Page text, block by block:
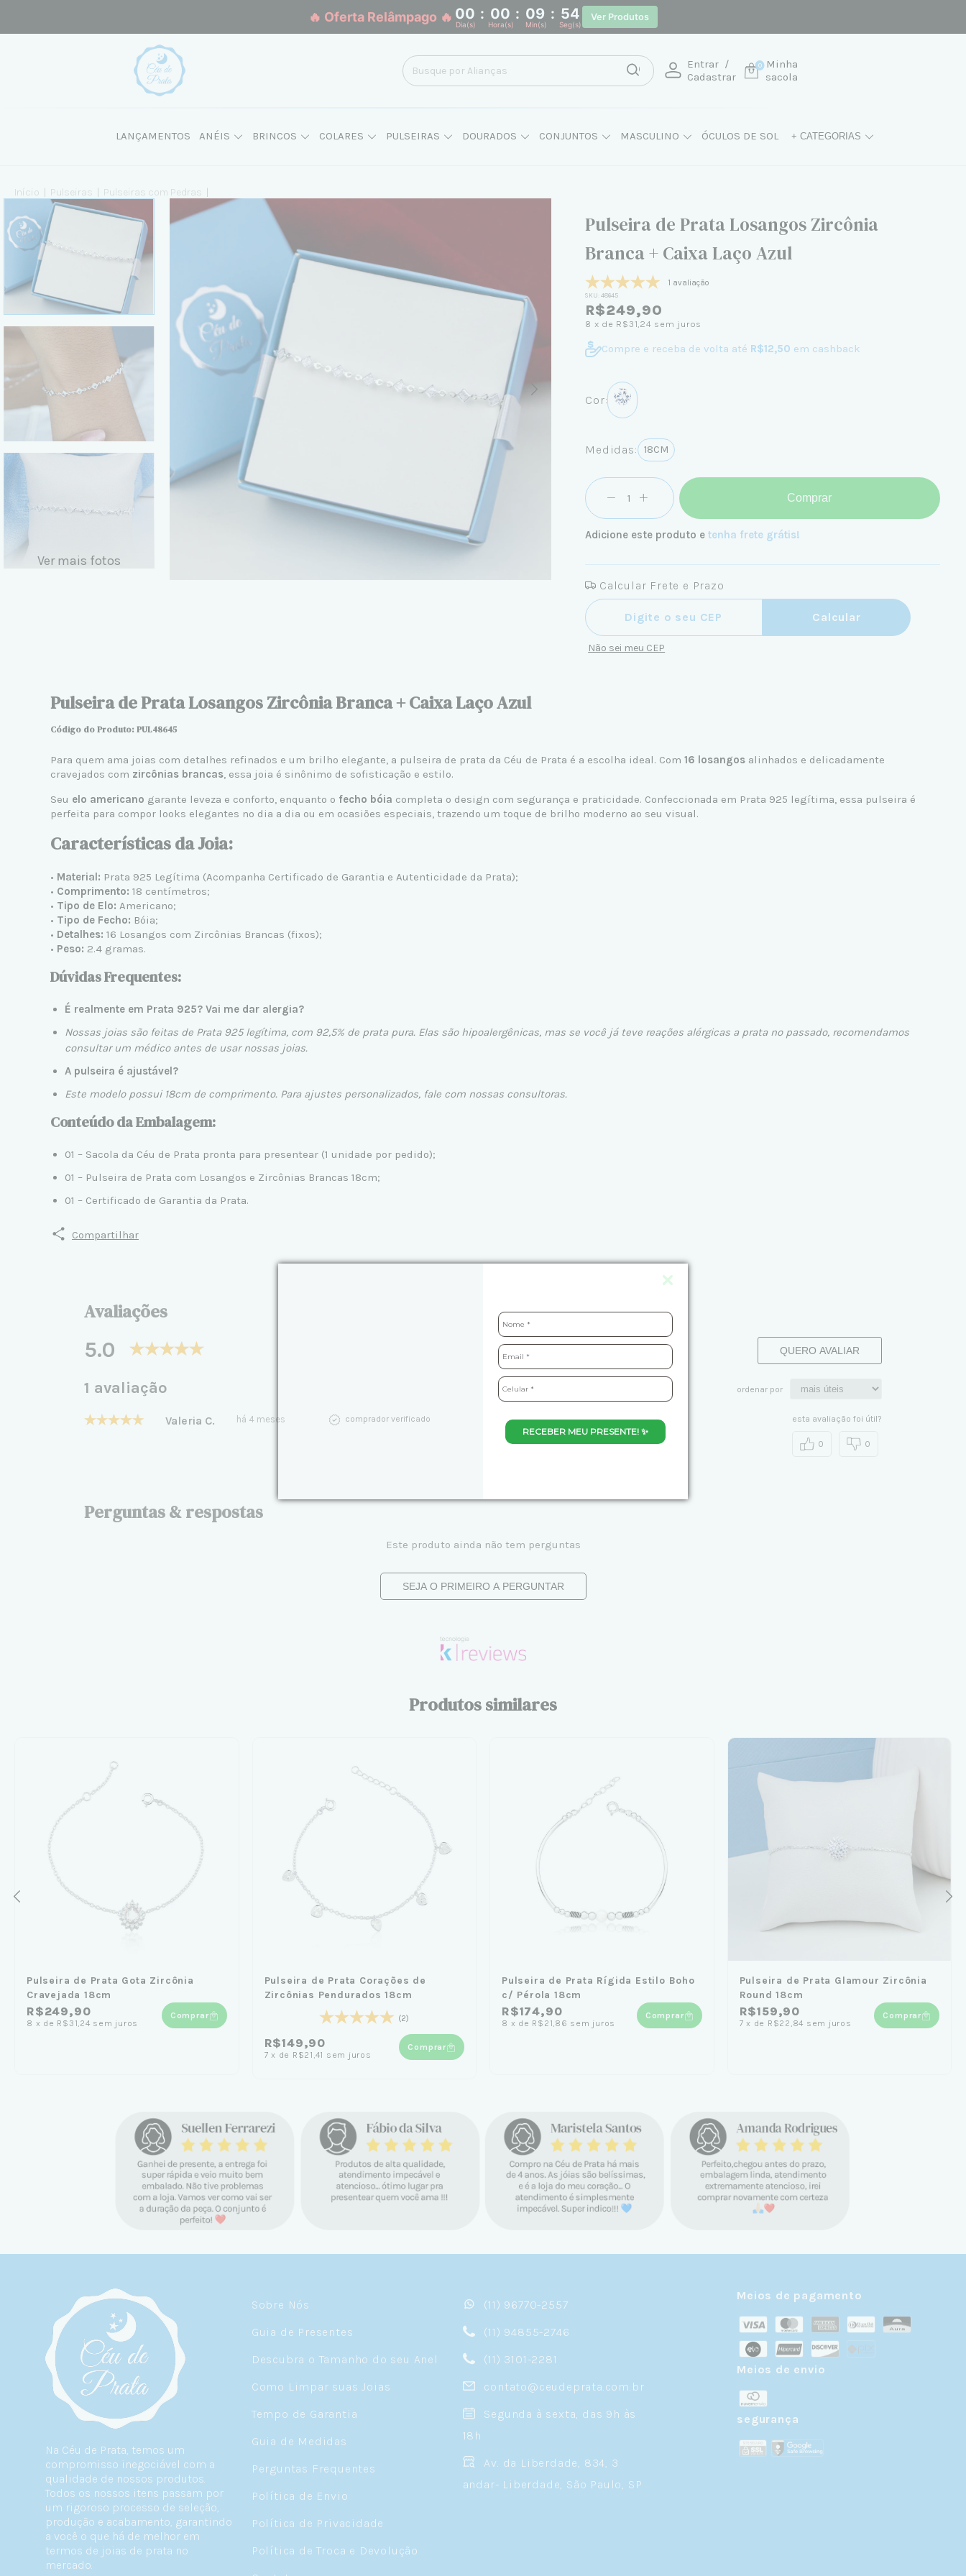
RECEBER MEU PRESENTE! ✨
🔥 Oferta Relâmpago 🔥 00 : 00 : 09 : 53
Dia(s) Hora(s) Min(s) Seg(s)
Ver Produtos
Entrar /
Cadastrar
Minha
sacola
0
LANÇAMENTOS ANÉIS BRINCOS COLARES PULSEIRAS DOURADOS CONJUNTOS MASCULINO ÓCULOS DE SOL + CATEGORIAS
Início Pulseiras Pulseiras com Pedras
Ver mais fotos
Pulseira de Prata Losangos Zircônia
Branca + Caixa Laço Azul
1 avaliação
SKU:48645
R$249,90
8 x de R$31,24 sem juros
Compre e receba de volta até R$12,50 em cashback
Cor:
Medidas: 18CM
Comprar
Adicione este produto etenha frete grátis!
Calcular Frete e Prazo
Entregas para o CEP:
Calcular
Não sei meu CEP
Pulseira de Prata Losangos Zircônia Branca + Caixa Laço Azul
Código do Produto: PUL48645
Para quem ama joias com detalhes refinados e um brilho elegante, a pulseira de prata da Céu de Prata é a escolha ideal. Com 16 losangos alinhados e delicadamente
cravejados com zircônias brancas, essa joia é sinônimo de sofisticação e estilo.
Seu elo americano garante leveza e conforto, enquanto o fecho bóia completa o design com segurança e praticidade. Confeccionada em Prata 925 legítima, essa pulseira é
perfeita para compor looks elegantes no dia a dia ou em ocasiões especiais, trazendo um toque de brilho moderno ao seu visual.
Características da Joia:
• Material: Prata 925 Legítima (Acompanha Certificado de Garantia e Autenticidade da Prata);
• Comprimento: 18 centímetros;
• Tipo de Elo: Americano;
• Tipo de Fecho: Bóia;
• Detalhes: 16 Losangos com Zircônias Brancas (fixos);
• Peso: 2.4 gramas.
Dúvidas Frequentes:
É realmente em Prata 925? Vai me dar alergia?
Nossas joias são feitas de Prata 925 legítima, com 92,5% de prata pura. Elas são hipoalergênicas, mas se você já teve reações alérgicas a prata no passado, recomendamos
consultar um médico antes de usar nossas joias.
A pulseira é ajustável?
Este modelo possui 18cm de comprimento. Para ajustes personalizados, fale com nossas consultoras.
Conteúdo da Embalagem:
01 – Sacola da Céu de Prata pronta para presentear (1 unidade por pedido);
01 – Pulseira de Prata com Losangos e Zircônias Brancas 18cm;
01 – Certificado de Garantia da Prata.
Compartilhar
Avaliações
5.0 QUERO AVALIAR
1 avaliação ordenar por
Valeria C. há 4 meses comprador verificado esta avaliação foi útil?
0 0
Perguntas & respostas
Este produto ainda não tem perguntas
SEJA O PRIMEIRO A PERGUNTAR
Produtos similares
Pulseira de Prata Gota Zircônia
Cravejada 18cm
R$249,90
8 x de R$31,24 sem juros
Comprar
Pulseira de Prata Corações de
Zircônias Pendurados 18cm
(2)
R$149,90
7 x de R$21,41 sem juros
Comprar
Pulseira de Prata Rígida Estilo Boho
c/ Pérola 18cm
R$174,90
8 x de R$21,86 sem juros
Comprar
Pulseira de Prata Glamour Zircônia
Round 18cm
R$159,90
7 x de R$22,84 sem juros
Comprar
Na Céu de Prata, temos um
compromisso inegociável com a
qualidade de nossos produtos.
Todos os nossos itens passam por
um rigoroso processo de seleção,
produção e acabamento, garantindo
a você o que há de melhor em
termos de joias de prata no
mercado.
Sobre Nós
Guia de Presentes
Descubra o Tamanho do seu Anel
Como Limpar suas Joias
Tempo de Garantia
Guia de Medidas
Perguntas Frequentes
Política de Envio
Política de Privacidade
Política de Troca e Devolução
(11) 96770-2557
(11) 94855-2746
(11) 3101-2281
contato@ceudeprata.com.br
Segunda à sexta, das 9h às
18h
Av. da Liberdade, 834, 3
andar- Liberdade, São Paulo, SP
Meios de pagamento
Meios de envio
segurança